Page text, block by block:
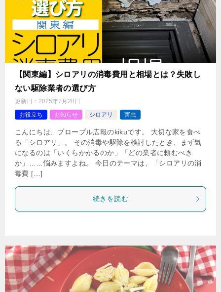
【関東編】シロアリの消毒費用と相場とは？失敗し
ない駆除業者の選び方
更新日： 2025年7月28日
お役立ち
お知らせ シロアリ 害虫
こんにちは、プロープル広報のkikuです。 大切な家を食べ
る「シロアリ」。 その消毒や駆除を検討したとき、まず気
になるのは「いくらかかるのか」「どの業者に頼むべき
か」……悩みますよね。 今日のテーマは、「シロアリの消
毒費 […]
続きを読む